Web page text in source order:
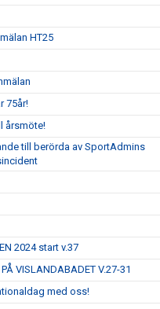
HT25
75år!
årsmöte!
till berörda av SportAdmins
2024 start v.37
VISLANDABADET V.27-31
med oss!